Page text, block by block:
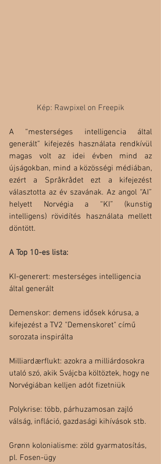
Kép: Rawpixel on Freepik
A “mesterséges intelligencia által
generált” kifejezés használata rendkívül
magas volt az idei évben mind az
újságokban, mind a közösségi médiában,
ezért a Språkrådet ezt a kifejezést
választotta az év szavának. Az angol “AI”
helyett Norvégia a “KI” (kunstig
intelligens) rövidítés használata mellett
döntött.
A Top 10-es lista:
KI-generert: mesterséges intelligencia
által generált
Demenskor: demens idősek kórusa, a
kifejezést a TV2 "Demenskoret" című
sorozata inspirálta
Milliardærflukt: azokra a milliárdosokra
utaló szó, akik Svájcba költöztek, hogy ne
Norvégiában kelljen adót fizetniük
Polykrise: több, párhuzamosan zajló
válság, infláció, gazdasági kihívások stb.
Grønn kolonialisme: zöld gyarmatosítás,
pl. Fosen-ügy